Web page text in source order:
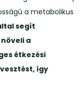
a metabolikus
segít
a
étkezési
így